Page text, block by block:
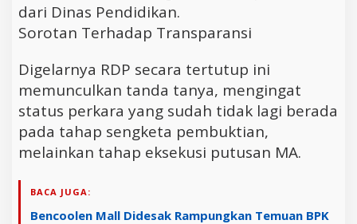
dari Dinas Pendidikan.
Sorotan Terhadap Transparansi
Digelarnya RDP secara tertutup ini
memunculkan tanda tanya, mengingat
status perkara yang sudah tidak lagi berada
pada tahap sengketa pembuktian,
melainkan tahap eksekusi putusan MA.
BACA JUGA:
Bencoolen Mall Didesak Rampungkan Temuan BPK